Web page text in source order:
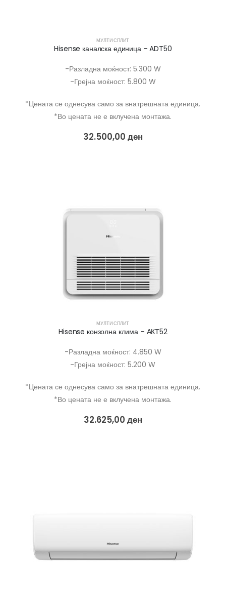
МУЛТИ СПЛИТ
Hisense каналска единица – ADT50
-Разладна моќност: 5.300 W
-Грејна моќност: 5.800 W
*Цената се однесува само за внатрешната единица.
*Во цената не е вклучена монтажа.
32.500,00 ден
МУЛТИ СПЛИТ
Hisense конзолна клима – АКТ52
-Разладна моќност: 4.850 W
-Грејна моќност: 5.200 W
*Цената се однесува само за внатрешната единица.
*Во цената не е вклучена монтажа.
32.625,00 ден